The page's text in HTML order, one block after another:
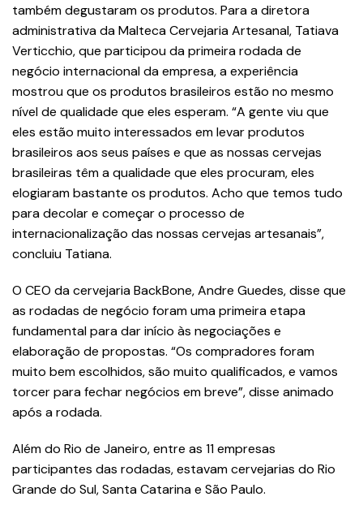
também degustaram os produtos. Para a diretora
administrativa da Malteca Cervejaria Artesanal, Tatiava
Verticchio, que participou da primeira rodada de
negócio internacional da empresa, a experiência
mostrou que os produtos brasileiros estão no mesmo
nível de qualidade que eles esperam. “A gente viu que
eles estão muito interessados em levar produtos
brasileiros aos seus países e que as nossas cervejas
brasileiras têm a qualidade que eles procuram, eles
elogiaram bastante os produtos. Acho que temos tudo
para decolar e começar o processo de
internacionalização das nossas cervejas artesanais”,
concluiu Tatiana.
O CEO da cervejaria BackBone, Andre Guedes, disse que
as rodadas de negócio foram uma primeira etapa
fundamental para dar início às negociações e
elaboração de propostas. “Os compradores foram
muito bem escolhidos, são muito qualificados, e vamos
torcer para fechar negócios em breve”, disse animado
após a rodada.
Além do Rio de Janeiro, entre as 11 empresas
participantes das rodadas, estavam cervejarias do Rio
Grande do Sul, Santa Catarina e São Paulo.